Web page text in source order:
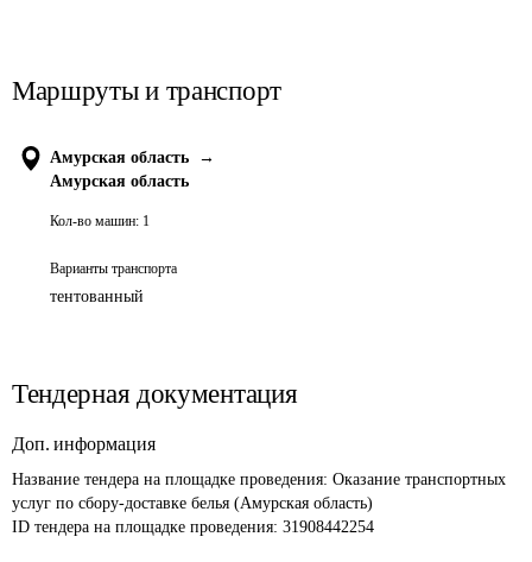
Маршруты и транспорт
Амурская область
→
Амурская область
Кол-во машин: 1
Варианты транспорта
тентованный
Тендерная документация
Доп. информация
Название тендера на площадке проведения: Оказание транспортных
услуг по сбору-доставке белья (Амурская область)
ID тендера на площадке проведения: 31908442254